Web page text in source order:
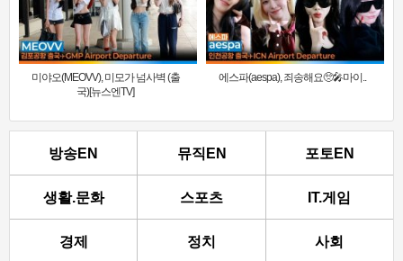
미야오(MEOVV), 미모가 넘사벽 (출
국)[뉴스엔TV]
에스파(aespa), 죄송해요🥺🎤마이..
방송EN 뮤직EN 포토EN
생활.문화 스포츠 IT.게임
경제 정치 사회